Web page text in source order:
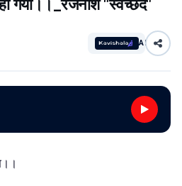
गया।।_रजनीश "स्वच्छंद"
AI